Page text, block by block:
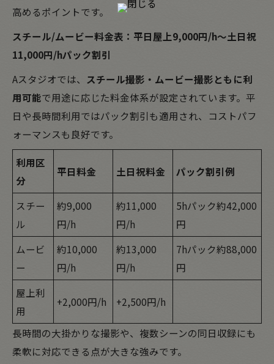
高めるポイントです。
スチール/ムービー料金表：平日屋上9,000円/h〜土日祝
11,000円/hパック割引
Aスタジオでは、 スチール撮影・ムービー撮影ともに利
用可能で用途に応じた料金体系が設定されています。平
日や長時間利用ではパック割引も適用され、コストパフ
ォーマンスも良好です。
利用区
分
平日料金 土日祝料金 パック割引例
スチー
ル
約9,000
円/h
約11,000
円/h
5hパック約42,000
円
ムービ
ー
約10,000
円/h
約13,000
円/h
7hパック約88,000
円
屋上利
用
+2,000円/h +2,500円/h
長時間の大掛かりな撮影や、複数シーンの同日収録にも
柔軟に対応できる点が大きな強みです。